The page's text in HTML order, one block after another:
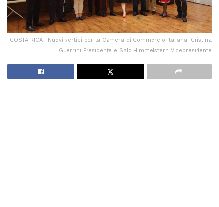
COSTA RICA | Nuovi vertici per la Camera di Commercio Italiana: Cristina
Guerrini Presidente e Salo Himmelstern Vicepresidente